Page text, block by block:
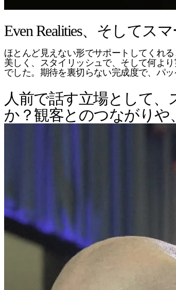
Even Realities、そしてス
ほとんど見えない形でサポートしてくれ
美しく、スタイリッシュで、そして何よ
でした。期待を裏切らない完成度で、パ
人前で話す立場として
か？観客とのつながりや